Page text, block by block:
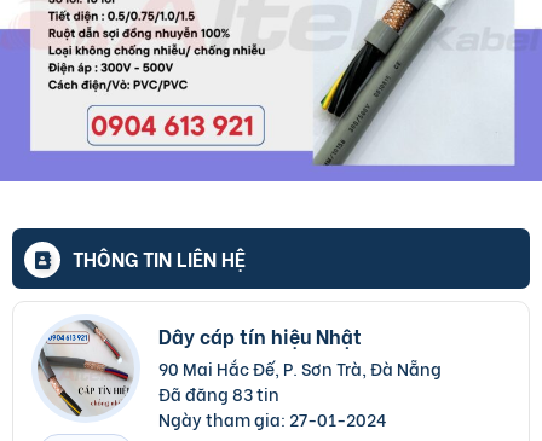
THÔNG TIN LIÊN HỆ
Dây cáp tín hiệu Nhật
90 Mai Hắc Đế, P. Sơn Trà, Đà Nẵng
Đã đăng 83 tin
Ngày tham gia: 27-01-2024